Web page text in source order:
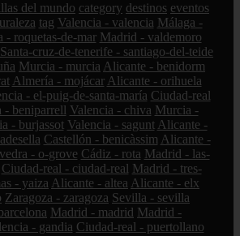
del mundo category destinos eventos
tag Valencia - valencia Málaga -
- roquetas-de-mar Madrid - valdemoro
Santa-cruz-de-tenerife - santiago-del-teide
Murcia - murcia Alicante - benidorm
Almería - mojácar Alicante - orihuela
- el-puig-de-santa-maría Ciudad-real
- beniparrell Valencia - chiva Murcia -
- burjassot Valencia - sagunt Alicante -
Castellón - benicàssim Alicante -
- o-grove Cádiz - rota Madrid - las-
Ciudad-real - ciudad-real Madrid - tres-
- yaiza Alicante - altea Alicante - elx
Zaragoza - zaragoza Sevilla - sevilla
Madrid - madrid Madrid -
- gandia Ciudad-real - puertollano